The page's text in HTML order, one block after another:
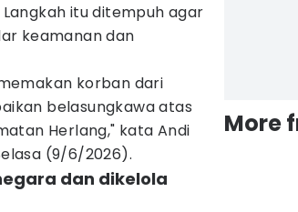
itu ditempuh agar
keamanan dan
korban dari
belasungkawa atas
Herlang," kata Andi
(9/6/2026).
dan dikelola
More